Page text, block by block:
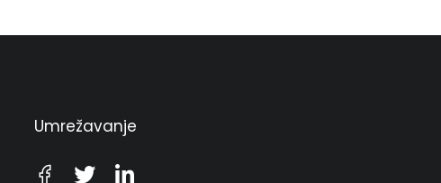
Umrežavanje